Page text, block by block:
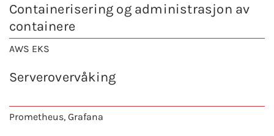
Containerisering og administrasjon av
containere
AWS EKS
Serverovervåking
Prometheus, Grafana